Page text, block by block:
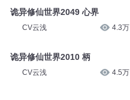
诡异修仙世界2049 心界
CV云浅 4.3万
诡异修仙世界2010 柄
CV云浅 4.5万